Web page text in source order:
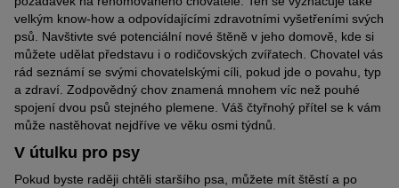
velkým know-how a odpovídajícími zdravotními vyšetřeními svých
psů. Navštivte své potenciální nové štěně v jeho domově, kde si
můžete udělat představu i o rodičovských zvířatech. Chovatel vás
rád seznámí se svými chovatelskými cíli, pokud jde o povahu, typ
a zdraví. Zodpovědný chov znamená mnohem víc než pouhé
spojení dvou psů stejného plemene. Váš čtyřnohý přítel se k vám
může nastěhovat nejdříve ve věku osmi týdnů.
V útulku pro psy
Pokud byste raději chtěli staršího psa, můžete mít štěstí a po